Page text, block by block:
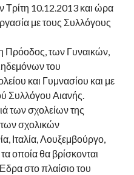
Τρίτη 10.12.2013 και ώρα
με τους Συλλόγους
Πρόοδος, των Γυναικών,
του
και Γυμνασίου και με
Συλλόγου Αιανής.
των σχολείων της
των σχολικών
Ιταλία, Λουξεμβούργο,
οποία θα βρίσκονται
στο πλαίσιο του